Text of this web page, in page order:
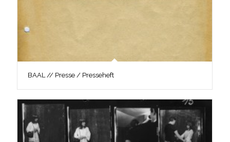
BAAL // Presse / Presseheft